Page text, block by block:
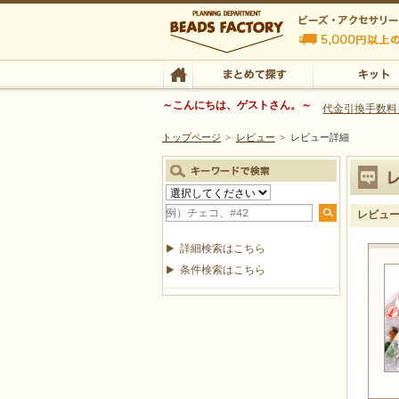
ビーズファクトリー ビーズ・パーツ・金具など
ビーズ・アクセサリ
ビーズ・アクセサリーの専門店 ビーズファクト
TOP まとめて探す
～こんにちは、ゲストさん。～ 代金引換手数
トップページ > レビュー > レビュー詳細
レビュ
詳細検索はこちら
条件検索はこちら